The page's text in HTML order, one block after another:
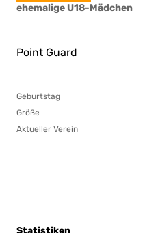
ehemalige U18-Mädchen
Point Guard
Geburtstag
Größe
Aktueller Verein